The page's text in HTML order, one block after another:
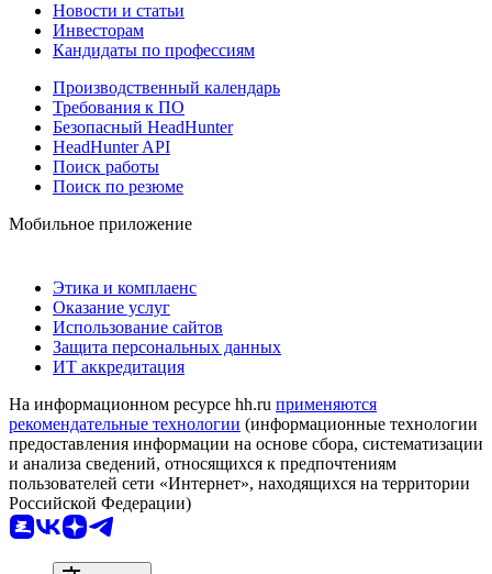
Новости и статьи
Инвесторам
Кандидаты по профессиям
Производственный календарь
Требования к ПО
Безопасный HeadHunter
HeadHunter API
Поиск работы
Поиск по резюме
Мобильное приложение
Этика и комплаенс
Оказание услуг
Использование сайтов
Защита персональных данных
ИТ аккредитация
На информационном ресурсе hh.ru применяются
рекомендательные технологии (информационные технологии
предоставления информации на основе сбора, систематизации
и анализа сведений, относящихся к предпочтениям
пользователей сети «Интернет», находящихся на территории
Российской Федерации)